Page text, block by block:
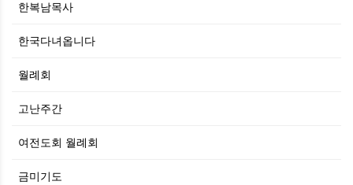
한복남목사
한국다녀옵니다
월례회
고난주간
여전도회 월례회
금미기도